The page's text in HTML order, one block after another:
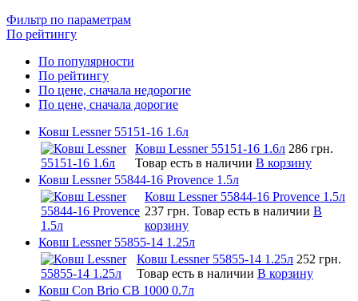
Фильтр по параметрам
По рейтингу
По популярности
По рейтингу
По цене, сначала недорогие
По цене, сначала дорогие
Ковш Lessner 55151-16 1.6л
Ковш Lessner 55151-16 1.6л 286 грн.
Товар есть в наличии В корзину
Ковш Lessner 55844-16 Provence 1.5л
Ковш Lessner 55844-16 Provence 1.5л
237 грн. Товар есть в наличии В
корзину
Ковш Lessner 55855-14 1.25л
Ковш Lessner 55855-14 1.25л 252 грн.
Товар есть в наличии В корзину
Ковш Con Brio CB 1000 0.7л